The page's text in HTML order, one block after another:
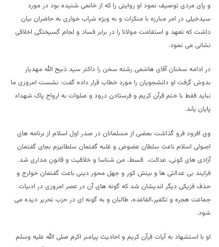
و پای مردی توصیف نمود او روایتی را که از خانمی شنیده بود در مورد
سیدخیلی در امر مبارزه با منکرات و به ویژه شراب خواری به حاضران بیان
داشت که تعهد و استقامت مولانا را در برابر فساد و لجام گسیختگی اخلاقی
نشانی می نمود.
در ادامه سخنان آقای هاشمی رشته سخن را داکتر سید ذبیح الله مهدیار
بدوش گرفت او دانشجویان را مورد خطاب قرار داده گفت: نشست امروزی ما
نباید فقط با ختم قرآن کریم و فرستادن درود و صلوات به ارواح پاک شهداء
پایان یابد.
وی افزود فرو گذاشت بعضی از مسلمانان در صدر اول اسلام از برنامه های
اصولی اسلام باعث سلطان عضوض و غلبه گفتمان سلطانیزم بجای گفتمان
آزادی های کونی، عدالت، قسط، من شناسا و خلاقیت و قانون مداری شد.
فرایند بی عدالتی ها و بینش کور و جهل محور دینی باعث گفتمان خوارج و
حذف فزیکی دیگر اندیشان شد که گونه های آن در عصر امروزی در ادبیات
جماعت هجره و تکفیر،القاعده، طالبان و به گونه ای در حزب تحریر دیده می
شود.
او با استشهاد به آیات قرآن کریم و احادیث پیامبر اکرم صلی الله علیه وسلم